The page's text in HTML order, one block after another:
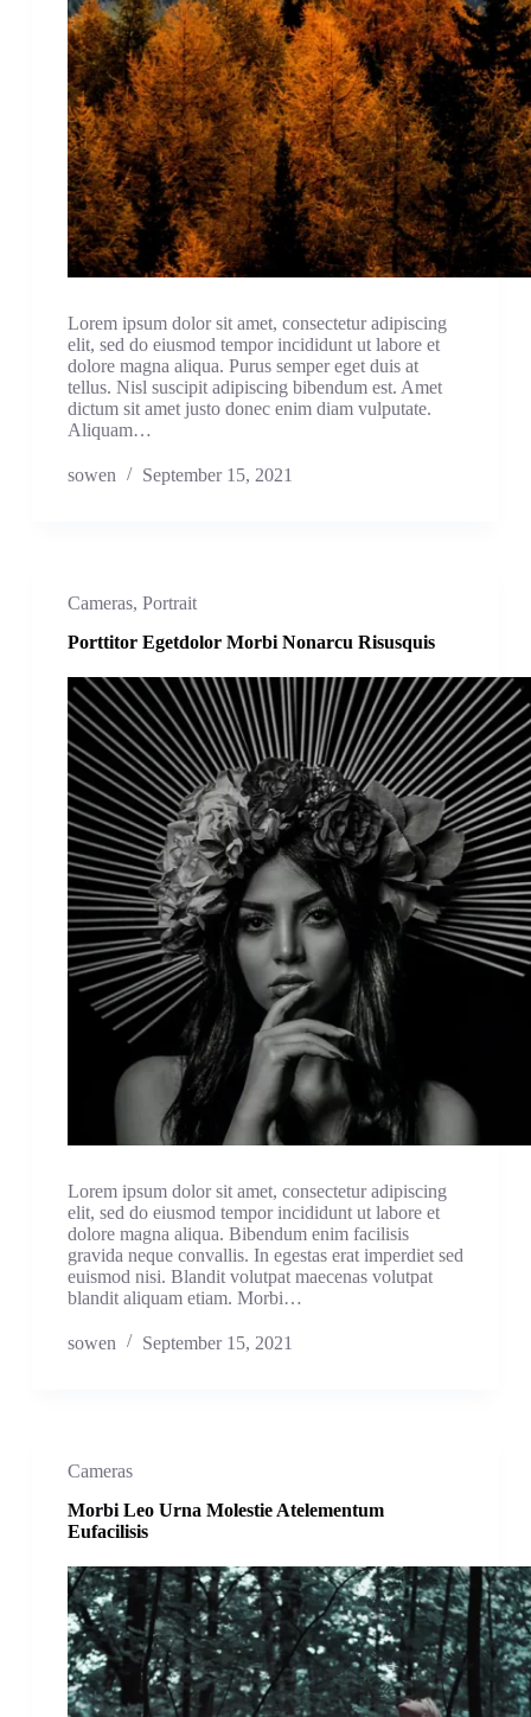
Lorem ipsum dolor sit amet, consectetur adipiscing
elit, sed do eiusmod tempor incididunt ut labore et
dolore magna aliqua. Purus semper eget duis at
tellus. Nisl suscipit adipiscing bibendum est. Amet
dictum sit amet justo donec enim diam vulputate.
Aliquam…
sowen September 15, 2021
Cameras, Portrait
Porttitor Egetdolor Morbi Nonarcu Risusquis
Lorem ipsum dolor sit amet, consectetur adipiscing
elit, sed do eiusmod tempor incididunt ut labore et
dolore magna aliqua. Bibendum enim facilisis
gravida neque convallis. In egestas erat imperdiet sed
euismod nisi. Blandit volutpat maecenas volutpat
blandit aliquam etiam. Morbi…
sowen September 15, 2021
Cameras
Morbi Leo Urna Molestie Atelementum
Eufacilisis